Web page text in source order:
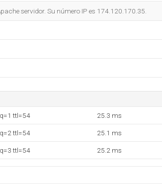
servidor. Su número IP es 174.120.170.35.
ttl=54 25.3 ms
ttl=54 25.1 ms
ttl=54 25.2 ms